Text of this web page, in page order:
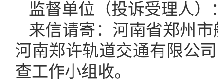
监督单位 （投诉受理人）
来信请寄：河南省郑州
河南郑许轨道交通有限公
查工作小组收。